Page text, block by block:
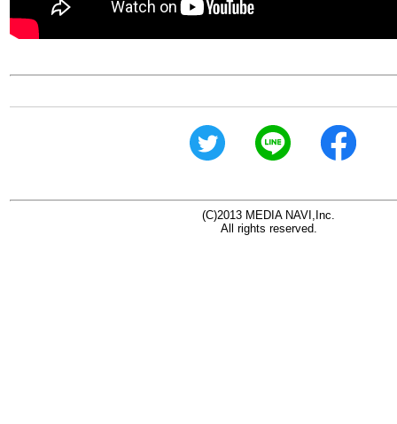
(C)2013 MEDIA NAVI,Inc.
All rights reserved.